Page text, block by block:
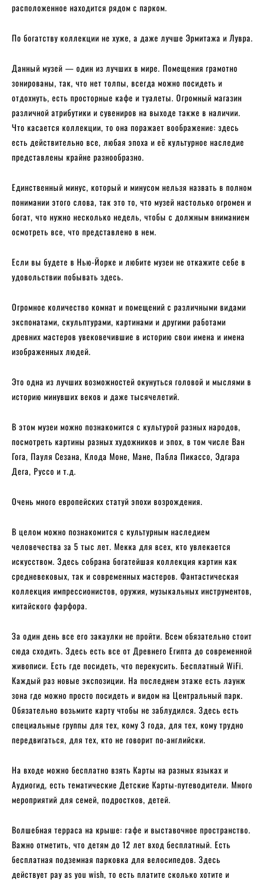
расположенное находится рядом с парком.
По богатству коллекции не хуже, а даже лучше Эрмитажа и Лувра.
Данный музей — один из лучших в мире. Помещения грамотно
зонированы, так, что нет толпы, всегда можно посидеть и
отдохнуть, есть просторные кафе и туалеты. Огромный магазин
различной атрибутики и сувениров на выходе также в наличии.
Что касается коллекции, то она поражает воображение: здесь
есть действительно все, любая эпоха и её культурное наследие
представлены крайне разнообразно.
Единственный минус, который и минусом нельзя назвать в полном
понимании этого слова, так это то, что музей настолько огромен и
богат, что нужно несколько недель, чтобы с должным вниманием
осмотреть все, что представлено в нем.
Если вы будете в Нью-Йорке и любите музеи не откажите себе в
удовольствии побывать здесь.
Огромное количество комнат и помещений с различными видами
экспонатами, скульптурами, картинами и другими работами
древних мастеров увековечившие в историю свои имена и имена
изображенных людей.
Это одна из лучших возможностей окунуться головой и мыслями в
историю минувших веков и даже тысячелетий.
В этом музеи можно познакомится с культурой разных народов,
посмотреть картины разных художников и эпох, в том числе Ван
Гога, Пауля Сезана, Клода Моне, Мане, Пабла Пикассо, Эдгара
Дега, Руссо и т.д.
Очень много европейских статуй эпохи возрождения.
В целом можно познакомится с культурным наследием
человечества за 5 тыс лет. Мекка для всех, кто увлекается
искусством. Здесь собрана богатейшая коллекция картин как
средневековых, так и современных мастеров. Фантастическая
коллекция импрессионистов, оружия, музыкальных инструментов,
китайского фарфора.
За один день все его закаулки не пройти. Всем обязательно стоит
сюда сходить. Здесь есть все от Древнего Египта до современной
живописи. Есть где посидеть, что перекусить. Бесплатный WiFi.
Каждый раз новые экспозиции. На последнем этаже есть лаунж
зона где можно просто посидеть и видом на Центральный парк.
Обязательно возьмите карту чтобы не заблудился. Здесь есть
специальные группы для тех, кому 3 года, для тех, кому трудно
передвигаться, для тех, кто не говорит по-английски.
На входе можно бесплатно взять Карты на разных языках и
Аудиогид, есть тематические Детские Карты-путеводители. Много
мероприятий для семей, подростков, детей.
Волшебная терраса на крыше: rафе и выставочное пространство.
Важно отметить, что детям до 12 лет вход бесплатный. Есть
бесплатная подземная парковка для велосипедов. Здесь
действует pay as you wish, то есть платите сколько хотите и